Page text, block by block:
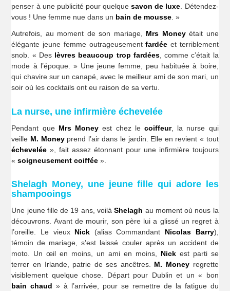
penser à une publicité pour quelquesavon de luxe . Détendez-
vous ! Une femme nue dans un bain de mousse . »
Autrefois, au moment de son mariage, Mrs Moneyétait une
élégante jeune femme outrageusementfardée et terriblement
snob. « Des lèvres beaucoup trop fardées, comme c’était la
mode à l’époque. » Une jeune femme, peu habituée à boire,
qui chavire sur un canapé, avec le meilleur ami de son mari, un
soir où les cocktails ont eu raison de sa vertu.
La nurse, une infirmière échevelée
Pendant que Mrs Money est chez le coiffeur, la nurse qui
veille M. Moneyprend l’air dans le jardin. Elle en revient « tout
échevelée », fait assez étonnant pour une infirmière toujours
«soigneusement coiffée ».
Shelagh Money, une jeune fille qui adore les
shampooings
Une jeune fille de 19 ans, voilàShelagh au moment où nous la
découvrons. Avant de mourir, son père lui a glissé un regret à
l’oreille. Le vieux Nick (alias Commandant Nicolas Barry),
témoin de mariage, s’est laissé couler après un accident de
moto. Un œil en moins, un ami en moins, Nick est parti se
terrer en Irlande, patrie de ses ancêtres. M. Money regrette
visiblement quelque chose. Départ pour Dublin et un « bon
bain chaud » à l’arrivée, pour se remettre de la fatigue du